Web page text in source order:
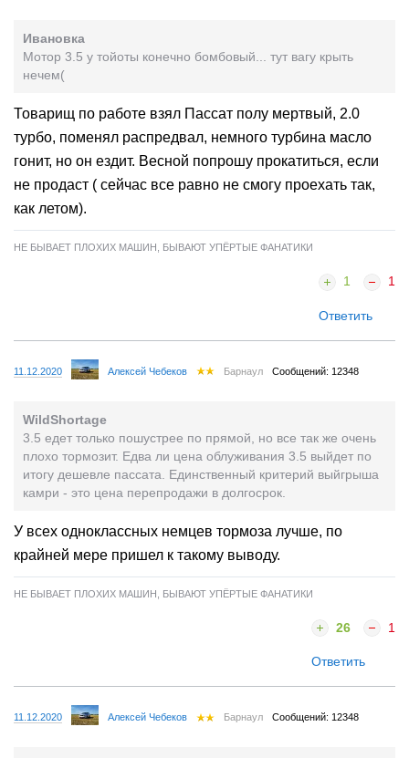
Ивановка
Мотор 3.5 у тойоты конечно бомбовый... тут вагу крыть
нечем(
Товарищ по работе взял Пассат полу мертвый, 2.0
турбо, поменял распредвал, немного турбина масло
гонит, но он ездит. Весной попрошу прокатиться, если
не продаст ( сейчас все равно не смогу проехать так,
как летом).
НЕ БЫВАЕТ ПЛОХИХ МАШИН, БЫВАЮТ УПЁРТЫЕ ФАНАТИКИ
1 1
Ответить
11.12.2020 Алексей Чебеков Барнаул Сообщений: 12348
WildShortage
3.5 едет только пошустрее по прямой, но все так же очень
плохо тормозит. Едва ли цена облуживания 3.5 выйдет по
итогу дешевле пассата. Единственный критерий выйгрыша
камри - это цена перепродажи в долгосрок.
У всех одноклассных немцев тормоза лучше, по
крайней мере пришел к такому выводу.
НЕ БЫВАЕТ ПЛОХИХ МАШИН, БЫВАЮТ УПЁРТЫЕ ФАНАТИКИ
26 1
Ответить
11.12.2020 Алексей Чебеков Барнаул Сообщений: 12348